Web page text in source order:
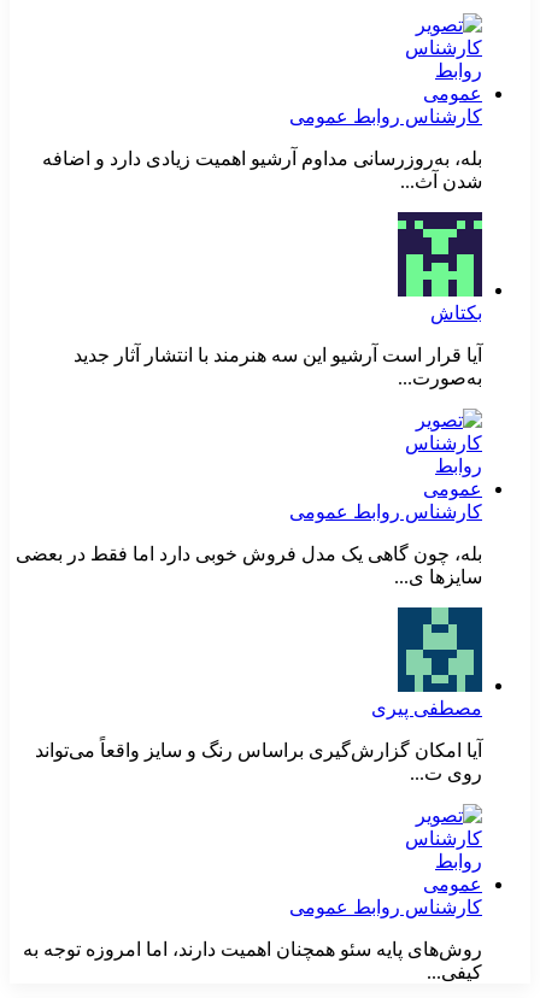
کارشناس روابط عمومی
بله، به‌روزرسانی مداوم آرشیو اهمیت زیادی دارد و اضافه
شدن آث...
بکتاش
آیا قرار است آرشیو این سه هنرمند با انتشار آثار جدید
به‌صورت...
کارشناس روابط عمومی
بله، چون گاهی یک مدل فروش خوبی دارد اما فقط در بعضی
سایزها ی...
مصطفی پیری
آیا امکان گزارش‌گیری براساس رنگ و سایز واقعاً می‌تواند
روی ت...
کارشناس روابط عمومی
روش‌های پایه سئو همچنان اهمیت دارند، اما امروزه توجه به
کیفی...